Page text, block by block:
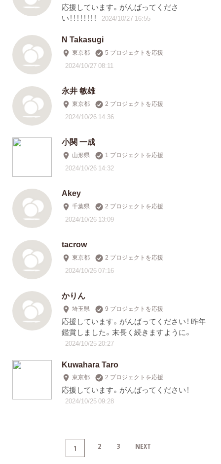
応援しています。がんばってくださ
い！！！！！！！！
2024/10/27 16:55
N Takasugi
東京都 5 プロジェクトを応援
2024/10/27 08:11
永井 敏雄
東京都 2 プロジェクトを応援
2024/10/26 14:36
小関 一成
山形県 1 プロジェクトを応援
2024/10/26 14:32
Akey
千葉県 2 プロジェクトを応援
2024/10/26 13:09
tacrow
東京都 2 プロジェクトを応援
2024/10/26 07:16
かりん
埼玉県 9 プロジェクトを応援
応援しています。がんばってください！ 昨年
鑑賞しました。末長く続きますように。
2024/10/25 20:27
Kuwahara Taro
東京都 2 プロジェクトを応援
応援しています。がんばってください！
2024/10/25 09:28
1 2 3 NEXT